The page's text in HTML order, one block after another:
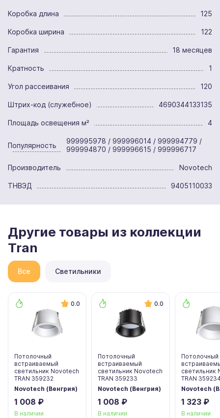
Коробка длина 125
Коробка ширина 122
Гарантия 18 месяцев
Кратность 1
Угол рассеивания 120
Штрих-код (служебное) 4690344133135
Площадь освещения м² 4
Популярность
999995978 / 999996014 / 999994779 /
999994870 / 999996615 / 999996717
Производитель Novotech
ТНВЭД 9405110033
Другие товары из коллекции
Tran
Все Светильники
0.0
Потолочный
встраиваемый
светильник Novotech
TRAN 359232
Novotech (Венгрия)
1 008 ₽
В наличии
0.0
Потолочный
встраиваемый
светильник Novotech
TRAN 359233
Novotech (Венгрия)
1 008 ₽
В наличии
Потолочный
светильник
TRAN
Novotech
1 323 ₽
В наличии